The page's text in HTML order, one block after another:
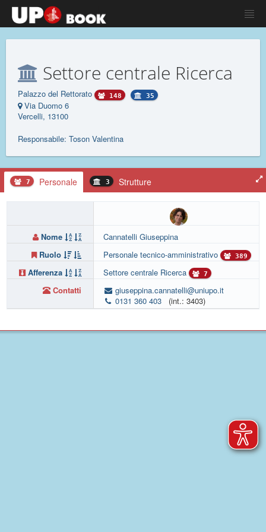
Settore centrale Ricerca
Palazzo del Rettorato 148 35
Via Duomo 6
Vercelli, 13100
Responsabile: Toson Valentina
7 Personale 3 Strutture
Nome
Ruolo
Afferenza
Contatti
Cannatelli Giuseppina
Personale tecnico-amministrativo
389
Settore centrale Ricerca 7
giuseppina.cannatelli@uniupo.it
0131 360 403
(int.: 3403)